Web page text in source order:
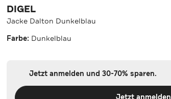
DIGEL
Jacke Dalton Dunkelblau
Farbe: Dunkelblau
Jetzt anmelden und 30-70% sparen.